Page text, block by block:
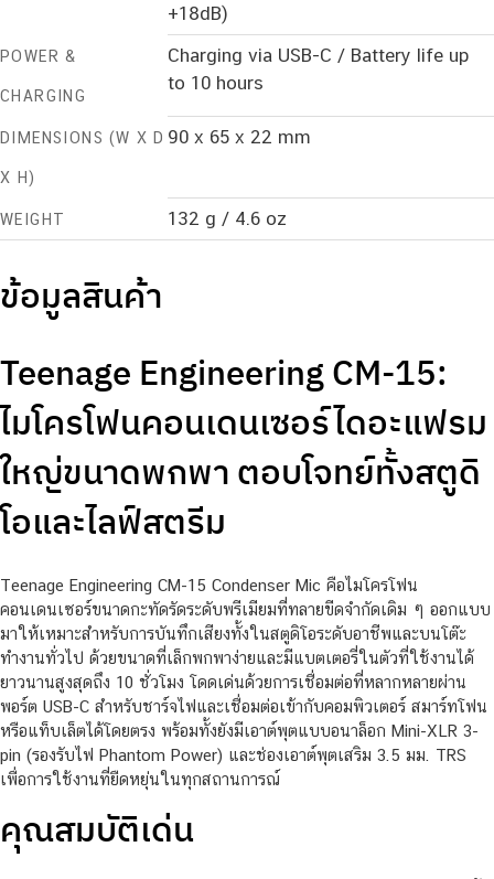
+18dB)
POWER &
CHARGING
Charging via USB-C / Battery life up
to 10 hours
DIMENSIONS (W X D
X H)
90 x 65 x 22 mm
WEIGHT 132 g / 4.6 oz
ข้อมูลสินค้า
Teenage Engineering CM-15:
ไมโครโฟนคอนเดนเซอร์ไดอะแฟรม
ใหญ่ขนาดพกพา ตอบโจทย์ทั้งสตูดิ
โอและไลฟ์สตรีม
Teenage Engineering CM-15 Condenser Mic คือไมโครโฟน
คอนเดนเซอร์ขนาดกะทัดรัดระดับพรีเมียมที่ทลายขีดจำกัดเดิม ๆ ออกแบบ
มาให้เหมาะสำหรับการบันทึกเสียงทั้งในสตูดิโอระดับอาชีพและบนโต๊ะ
ทำงานทั่วไป ด้วยขนาดที่เล็กพกพาง่ายและมีแบตเตอรี่ในตัวที่ใช้งานได้
ยาวนานสูงสุดถึง 10 ชั่วโมง โดดเด่นด้วยการเชื่อมต่อที่หลากหลายผ่าน
พอร์ต USB-C สำหรับชาร์จไฟและเชื่อมต่อเข้ากับคอมพิวเตอร์ สมาร์ทโฟน
หรือแท็บเล็ตได้โดยตรง พร้อมทั้งยังมีเอาต์พุตแบบอนาล็อก Mini-XLR 3-
pin (รองรับไฟ Phantom Power) และช่องเอาต์พุตเสริม 3.5 มม. TRS
เพื่อการใช้งานที่ยืดหยุ่นในทุกสถานการณ์
คุณสมบัติเด่น